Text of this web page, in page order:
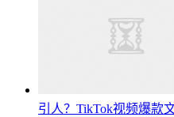
引人？TikTok视频爆款